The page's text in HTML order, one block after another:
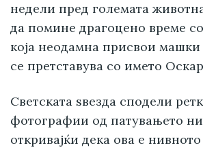
недели пред големата
да помине драгоцено време
која неодамна присвои машки
се претставува со името
Светската ѕвезда сподели
фотографии од патувањето
откривајќи дека ова е